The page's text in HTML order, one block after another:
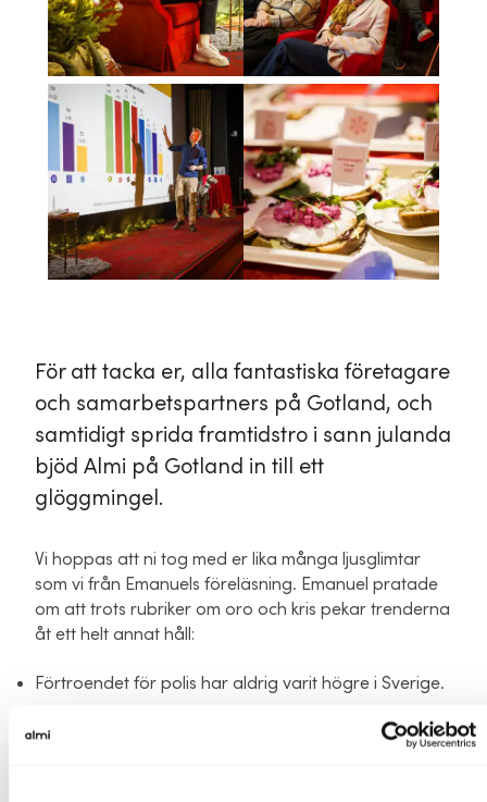
För att tacka er, alla fantastiska företagare
och samarbetspartners på Gotland, och
samtidigt sprida framtidstro i sann julanda
bjöd Almi på Gotland in till ett
glöggmingel.
Vi hoppas att ni tog med er lika många ljusglimtar
som vi från Emanuels föreläsning. Emanuel pratade
om att trots rubriker om oro och kris pekar trenderna
åt ett helt annat håll:
Förtroendet för polis har aldrig varit högre i Sverige.